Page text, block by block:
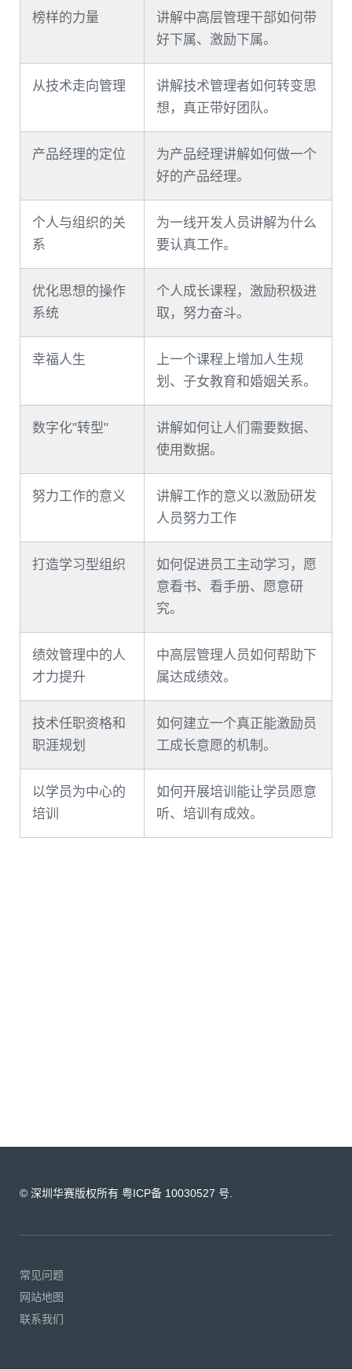
榜样的力量
讲解中高层管理干部如何带
好下属、激励下属。
从技术走向管理
讲解技术管理者如何转变思
想，真正带好团队。
产品经理的定位
为产品经理讲解如何做一个
好的产品经理。
个人与组织的关
系
为一线开发人员讲解为什么
要认真工作。
优化思想的操作
系统
个人成长课程，激励积极进
取，努力奋斗。
幸福人生
上一个课程上增加人生规
划、子女教育和婚姻关系。
数字化"转型"
讲解如何让人们需要数据、
使用数据。
努力工作的意义
讲解工作的意义以激励研发
人员努力工作
打造学习型组织
如何促进员工主动学习，愿
意看书、看手册、愿意研
究。
绩效管理中的人
才力提升
中高层管理人员如何帮助下
属达成绩效。
技术任职资格和
职涯规划
如何建立一个真正能激励员
工成长意愿的机制。
以学员为中心的
培训
如何开展培训能让学员愿意
听、培训有成效。
© 深圳华赛版权所有 粤ICP备 10030527 号.
常见问题
网站地图
联系我们